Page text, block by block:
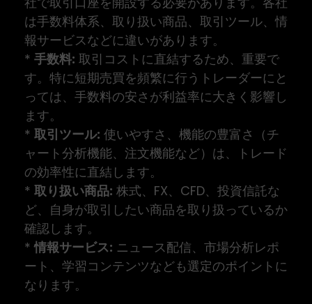
は手数料体系、取り扱い商品、取引ツール、情
報サービスなどに違いがあります。
* 手数料: 取引コストに直結するため、重要で
す。特に短期売買を頻繁に行うトレーダーにと
っては、手数料の安さが利益率に大きく影響し
ます。
* 取引ツール: 使いやすさ、機能の豊富さ（チ
ャート分析機能、注文機能など）は、トレード
の効率性に直結します。
* 取り扱い商品: 株式、FX、CFD、投資信託な
ど、自身が取引したい商品を取り扱っているか
確認します。
*情報サービス: ニュース配信、市場分析レポ
ート、学習コンテンツなども選定のポイントに
なります。